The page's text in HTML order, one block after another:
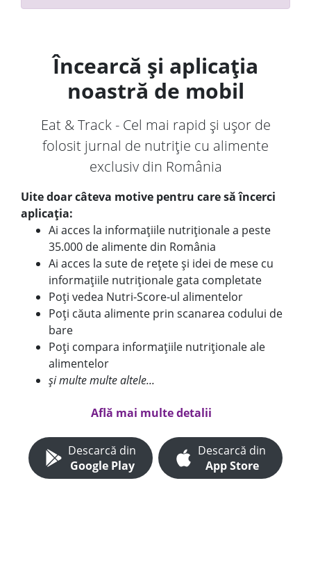
Încearcă și aplicația
noastră de mobil
Eat & Track - Cel mai rapid și ușor de
folosit jurnal de nutriție cu alimente
exclusiv din România
Uite doar câteva motive pentru care să încerci
aplicația:
Ai acces la informațiile nutriționale a peste
35.000 de alimente din România
Ai acces la sute de rețete și idei de mese cu
informațiile nutriționale gata completate
Poți vedea Nutri-Score-ul alimentelor
Poți căuta alimente prin scanarea codului de
bare
Poți compara informațiile nutriționale ale
alimentelor
și multe multe altele...
Află mai multe detalii
Descarcă din
Google Play
Descarcă din
App Store